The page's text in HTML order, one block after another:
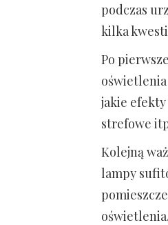
podczas
kilka
Po
jakie
strefowe
Kolejną
lampy